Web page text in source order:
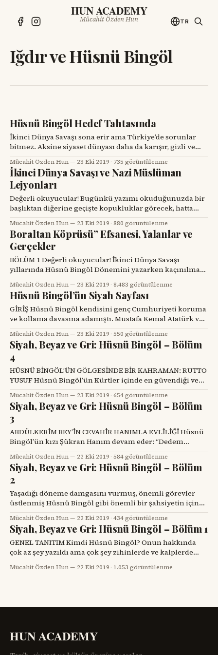
HUN ACADEMY
Mücahit Özden Hun TR
Iğdır ve Hüsnü Bingöl
Hüsnü Bingöl Hedef Tahtasında
İkinci Dünya Savaşı sona erir ama Türkiye’de sorunlar
bitmez. Aksine siyaset dünyası daha da karışır, gizli ve
açık hesaplaşmalar su yüzüne çıkar. Çok geçmeden
1923’den beri ülkeyi tek parti olarak yöneten CHP içinde
muhalif sesler yükselmeye başlar. 1945-1950 arası yıllar
bir anlamda Türkiye’nin çoğulcu demokrasiye geçiş için
Mücahit Özden Hun 23 Eki 2019 · 735 görüntülenme
İkinci Dünya Savaşı ve Nazi Müslüman
Lejyonları
Değerli okuyucular! Bugünkü yazımı okuduğunuzda bir
başlıktan diğerine geçişte kopukluklar görecek, hatta
bazı konuların tekrar etiğine şahit olacaksınız. Gazete
köşesinde böylesine detaylı bir konuyu en özet ve en kısa
yoldan okuyucuya aktarmanın başka bir yolunu
bulmakta doğrusu zorlandım. Okuma keyfinizi bozacak
bu durum için şimdiden özür dilerim. Umarım her şeyi
Mücahit Özden Hun 23 Eki 2019 · 880 görüntülenme
Boraltan Köprüsü” Efsanesi, Yalanlar ve
Gerçekler
BÖLÜM 1 Değerli okuyucular! İkinci Dünya Savaşı
yıllarında Hüsnü Bingöl Dönemini yazarken kaçınılmaz
olarak medyada ve popüler okumalarda karşıma
“Boraltan Köprüsü Faciası” ismiyle düzinelerce yazı çıktı.
Gerçi daha önce gerek Iğdır’daki gazeteci dostlardan
gerekse farklı üniversitelerdeki öğretim görevlisi
arkadaşlardan bu konuda onlarca telefon almıştım.
Bunun nedeni Iğdır’la ilgili
Mücahit Özden Hun 23 Eki 2019 · 8.483 görüntülenme
Hüsnü Bingöl’ün Siyah Sayfası
GİRİŞ Hüsnü Bingöl kendisini genç Cumhuriyeti koruma
ve kollama davasına adamıştı. Mustafa Kemal Atatürk ve
İnönü’nün izledikleri dünya ve ülke siyasetini
içselleştirmiş ve benimsemişti. Daha sonraki yazı
dizilerimde göreceğimiz gibi özellikle İkinci Dünya
Savaşı yıllarında Modern Türkçülük ve Pan-Turancılık
düşüncesi çatışma içine girer. Hüsnü Bingöl Mustafa
Kemal ve İnönü
Mücahit Özden Hun 23 Eki 2019 ·550 görüntülenme
Siyah, Beyaz ve Gri: Hüsnü Bingöl – Bölüm
4
HÜSNÜ BİNGÖL’ÜN GÖLGESİNDE BİR KAHRAMAN: RUTTO
YUSUF Hüsnü Bingöl’ün Kürtler içinde en güvendiği ve
en faal ajanlarından biri belki de en başta geleni Yusuf
Çakmaz’dır. Namı Diğer “Rutto Yusuf” veya kısaca “Rutto”
olan Yusuf Çakmaz, bir Iğdır efsanesidir. GİRİŞ Dört sınır
Ağrı Dağında öpüşür. İran, Türkiye, Ermenistan
Mücahit Özden Hun 23 Eki 2019 ·654 görüntülenme
Siyah, Beyaz ve Gri: Hüsnü Bingöl – Bölüm
3
ABDÜLKERİM BEY’İN CEVAHİR HANIMLA EVLİLİĞİ Hüsnü
Bingöl’ün kızı Şükran Hanım devam eder: “Dedem
(Abdülkerim Bey) ilk evliliğini ‘Osmanlı Nene’ diye
çağırdığımız bir hanımla yapmıştı. Bu evlilikten üç oğlu
bir kızı dünyaya gelir. ‘Osmanlı Nene’nin vefatından
sonra dedem, Doğubayazıt’a bağlı Karşeyh köyünden
Şeyh ailesinden Cevahir Hanım’la
Mücahit Özden Hun 22 Eki 2019 ·584 görüntülenme
Siyah, Beyaz ve Gri: Hüsnü Bingöl – Bölüm
2
Yaşadığı döneme damgasını vurmuş, önemli görevler
üstlenmiş Hüsnü Bingöl gibi önemli bir şahsiyetin içinde
taşıdığı idealizmi ve ruh halini anlamak için aile
kökenine ve nereden geldiğine göz atmakta yarar vardır.
Bir insanın kişilik özelliklerini hiç şüphesiz büyük
ölçüde kendi aile tarihi ve dedelerinin yaşadığı topraklar
belirler. Bu nedenle bu yazımda
Mücahit Özden Hun 22 Eki 2019 ·434 görüntülenme
Siyah, Beyaz ve Gri: Hüsnü Bingöl – Bölüm 1
GENEL TANITIM Kimdi Hüsnü Bingöl? Onun hakkında
çok az şey yazıldı ama çok şey zihinlerde ve kalplerde
gömülü kaldı. Evet, kimdi bir döneme damgasını vuran,
bir yandan vatan için canını feda edercesine görevine
Mücahit Özden Hun 22 Eki 2019 · 1.053 görüntülenme
HUN ACADEMY